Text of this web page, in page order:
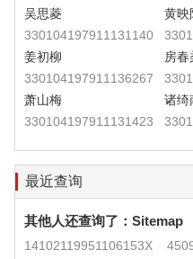
吴思菱
330104197911131140
黄映
姜初柳
330104197911136267
房春
萧山梅
330104197911131423
诸绮
最近查询
其他人还查询了： Sitemap
14102119951106153X